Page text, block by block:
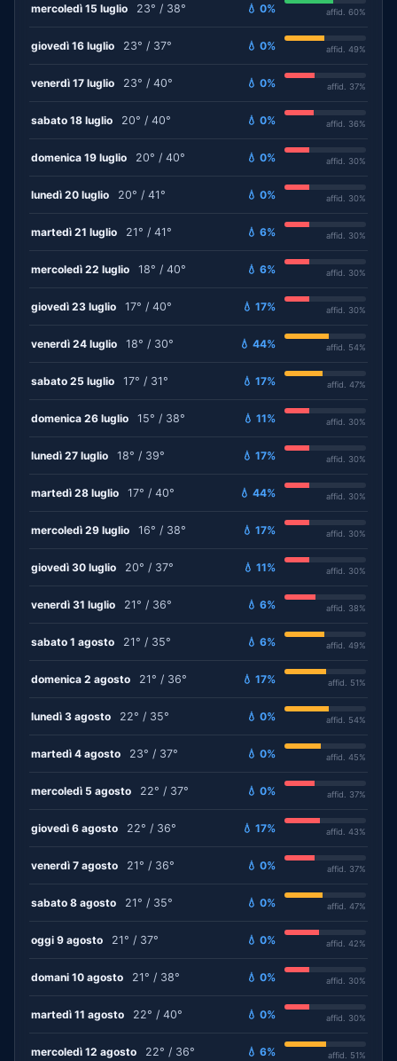
mercoledì 15 luglio 23° / 38° 💧 0% affid. 60%
giovedì 16 luglio 23° / 37° 💧 0% affid. 49%
venerdì 17 luglio 23° / 40° 💧 0% affid. 37%
sabato 18 luglio 20° / 40° 💧 0% affid. 36%
domenica 19 luglio 20° / 40° 💧 0% affid. 30%
lunedì 20 luglio 20° / 41° 💧 0% affid. 30%
martedì 21 luglio 21° / 41° 💧 6% affid. 30%
mercoledì 22 luglio 18° / 40° 💧 6% affid. 30%
giovedì 23 luglio 17° / 40° 💧 17% affid. 30%
venerdì 24 luglio 18° / 30° 💧 44% affid. 54%
sabato 25 luglio 17° / 31° 💧 17% affid. 47%
domenica 26 luglio 15° / 38° 💧 11% affid. 30%
lunedì 27 luglio 18° / 39° 💧 17% affid. 30%
martedì 28 luglio 17° / 40° 💧 44% affid. 30%
mercoledì 29 luglio 16° / 38° 💧 17% affid. 30%
giovedì 30 luglio 20° / 37° 💧 11% affid. 30%
venerdì 31 luglio 21° / 36° 💧 6% affid. 38%
sabato 1 agosto 21° / 35° 💧 6% affid. 49%
domenica 2 agosto 21° / 36° 💧 17% affid. 51%
lunedì 3 agosto 22° / 35° 💧 0% affid. 54%
martedì 4 agosto 23° / 37° 💧 0% affid. 45%
mercoledì 5 agosto 22° / 37° 💧 0% affid. 37%
giovedì 6 agosto 22° / 36° 💧 17% affid. 43%
venerdì 7 agosto 21° / 36° 💧 0% affid. 37%
sabato 8 agosto 21° / 35° 💧 0% affid. 47%
oggi 9 agosto 21° / 37° 💧 0% affid. 42%
domani 10 agosto 21° / 38° 💧 0% affid. 30%
martedì 11 agosto 22° / 40° 💧 0% affid. 30%
mercoledì 12 agosto 22° / 36° 💧 6% affid. 51%